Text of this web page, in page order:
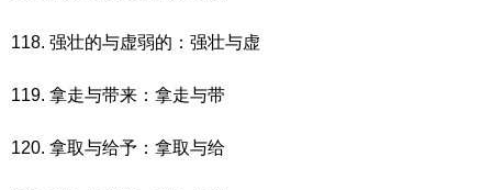
118. 强壮的与虚弱的：强壮与虚
119. 拿走与带来：拿走与带
120. 拿取与给予：拿取与给